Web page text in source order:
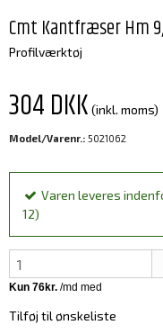
Cmt Kantfræser Hm
Profilværktøj
304 DKK (inkl. moms)
Model/Varenr.: 5021062
Varen leveres
12)
Tilføj til ønskeliste